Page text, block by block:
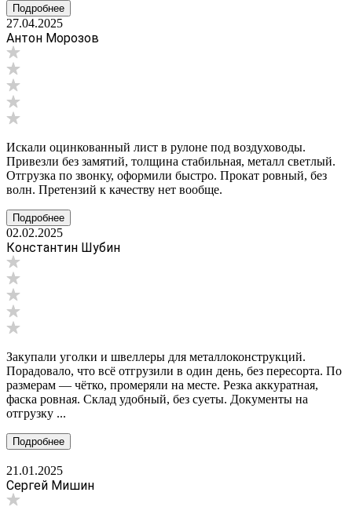
Подробнее
27.04.2025
Антон Морозов
Искали оцинкованный лист в рулоне под воздуховоды.
Привезли без замятий, толщина стабильная, металл светлый.
Отгрузка по звонку, оформили быстро. Прокат ровный, без
волн. Претензий к качеству нет вообще.
Подробнее
02.02.2025
Константин Шубин
Закупали уголки и швеллеры для металлоконструкций.
Порадовало, что всё отгрузили в один день, без пересорта. По
размерам — чётко, промеряли на месте. Резка аккуратная,
фаска ровная. Склад удобный, без суеты. Документы на
отгрузку ...
Подробнее
21.01.2025
Сергей Мишин